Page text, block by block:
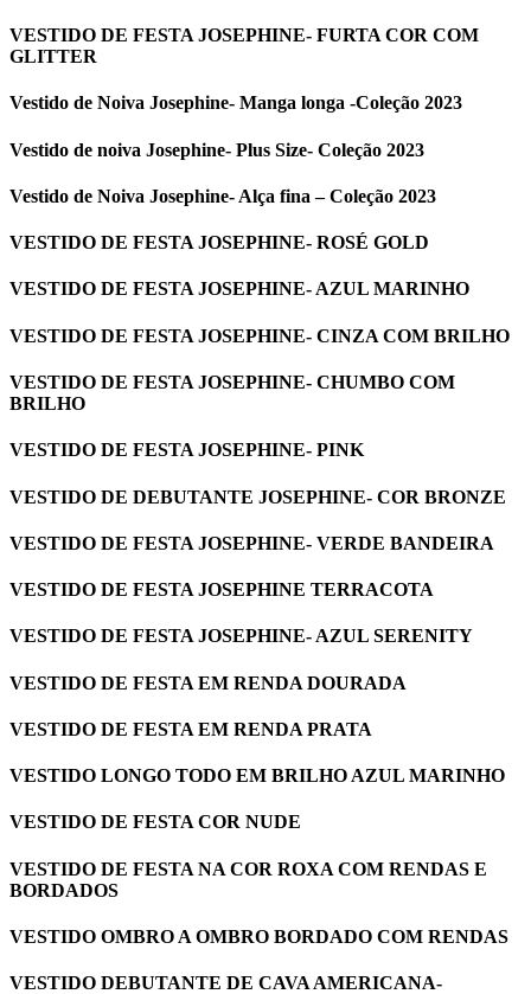
VESTIDO DE FESTA JOSEPHINE- FURTA COR COM
GLITTER
Vestido de Noiva Josephine- Manga longa -Coleção 2023
Vestido de noiva Josephine- Plus Size- Coleção 2023
Vestido de Noiva Josephine- Alça fina – Coleção 2023
VESTIDO DE FESTA JOSEPHINE- ROSÉ GOLD
VESTIDO DE FESTA JOSEPHINE- AZUL MARINHO
VESTIDO DE FESTA JOSEPHINE- CINZA COM BRILHO
VESTIDO DE FESTA JOSEPHINE- CHUMBO COM
BRILHO
VESTIDO DE FESTA JOSEPHINE- PINK
VESTIDO DE DEBUTANTE JOSEPHINE- COR BRONZE
VESTIDO DE FESTA JOSEPHINE- VERDE BANDEIRA
VESTIDO DE FESTA JOSEPHINE TERRACOTA
VESTIDO DE FESTA JOSEPHINE- AZUL SERENITY
VESTIDO DE FESTA EM RENDA DOURADA
VESTIDO DE FESTA EM RENDA PRATA
VESTIDO LONGO TODO EM BRILHO AZUL MARINHO
VESTIDO DE FESTA COR NUDE
VESTIDO DE FESTA NA COR ROXA COM RENDAS E
BORDADOS
VESTIDO OMBRO A OMBRO BORDADO COM RENDAS
VESTIDO DEBUTANTE DE CAVA AMERICANA-